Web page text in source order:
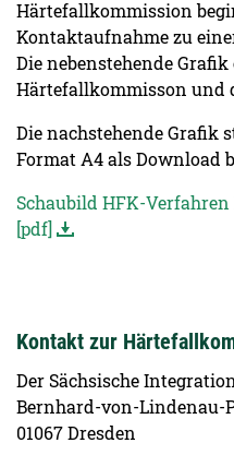
Härtefallkommission
Kontaktaufnahme zu
Die nebenstehende
Härtefallkommisson und
Die nachstehende Grafik
Format A4 als Download
Schaubild HFK-
[pdf]
Kontakt zur
Der Sächsische
Bernhard-von-Lindenau-
01067 Dresden